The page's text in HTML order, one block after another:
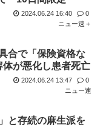
2024.06.24 16:40
0
ニュー速＋
合で「保険資格な
体が悪化し患者死亡
2024.06.24 13:47
0
ニュー速
と存続の麻生派を